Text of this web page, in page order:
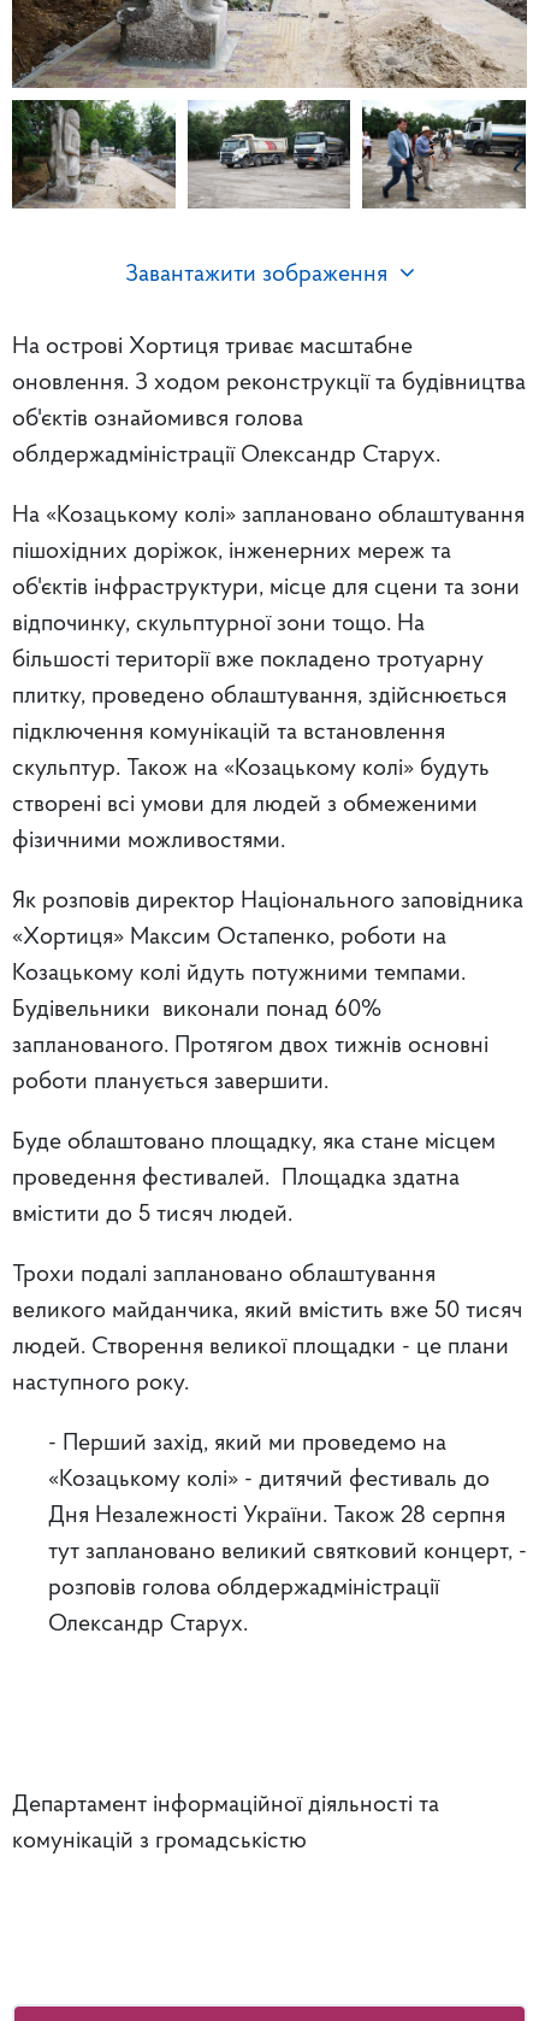
Завантажити зображення
На острові Хортиця триває масштабне
оновлення. З ходом реконструкції та будівництва
об'єктів ознайомився голова
облдержадміністрації Олександр Старух.
На «Козацькому колі» заплановано облаштування
пішохідних доріжок, інженерних мереж та
об'єктів інфраструктури, місце для сцени та зони
відпочинку, скульптурної зони тощо. На
більшості території вже покладено тротуарну
плитку, проведено облаштування, здійснюється
підключення комунікацій та встановлення
скульптур. Також на «Козацькому колі» будуть
створені всі умови для людей з обмеженими
фізичними можливостями.
Як розповів директор Національного заповідника
«Хортиця» Максим Остапенко, роботи на
Козацькому колі йдуть потужними темпами.
Будівельники виконали понад 60%
запланованого. Протягом двох тижнів основні
роботи планується завершити.
Буде облаштовано площадку, яка стане місцем
проведення фестивалей. Площадка здатна
вмістити до 5 тисяч людей.
Трохи подалі заплановано облаштування
великого майданчика, який вмістить вже 50 тисяч
людей. Створення великої площадки - це плани
наступного року.
- Перший захід, який ми проведемо на
«Козацькому колі» - дитячий фестиваль до
Дня Незалежності України. Також 28 серпня
тут заплановано великий святковий концерт, -
розповів голова облдержадміністрації
Олександр Старух.
Департамент інформаційної діяльності та
комунікацій з громадськістю